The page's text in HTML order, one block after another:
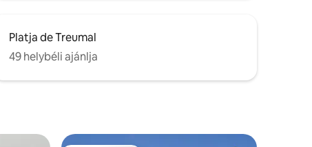
Platja de Treumal
49 helybéli ajánlja